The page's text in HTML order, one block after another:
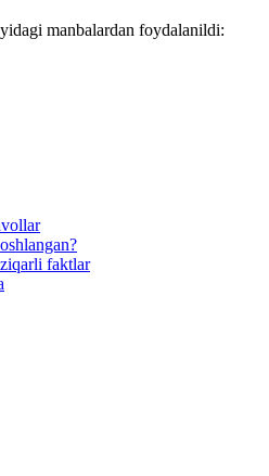
manbalardan foydalanildi:
faktlar